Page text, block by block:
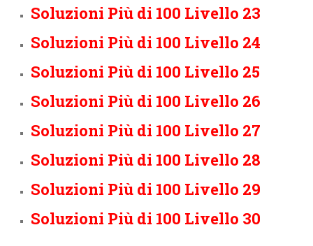
Soluzioni Più di 100 Livello 23
Soluzioni Più di 100 Livello 24
Soluzioni Più di 100 Livello 25
Soluzioni Più di 100 Livello 26
Soluzioni Più di 100 Livello 27
Soluzioni Più di 100 Livello 28
Soluzioni Più di 100 Livello 29
Soluzioni Più di 100 Livello 30